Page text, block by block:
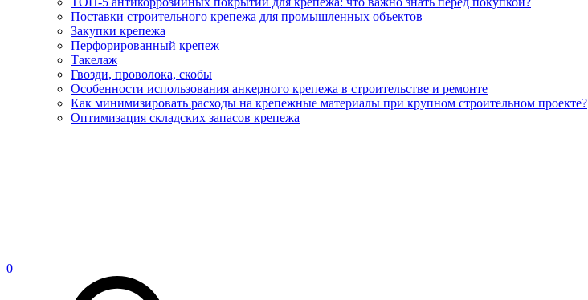
Поставки строительного крепежа для промышленных объектов
Закупки крепежа
Перфорированный крепеж
Такелаж
Гвозди, проволока, скобы
Особенности использования анкерного крепежа в строительстве и ремонте
Как минимизировать расходы на крепежные материалы при крупном строительном проекте?
Оптимизация складских запасов крепежа
0